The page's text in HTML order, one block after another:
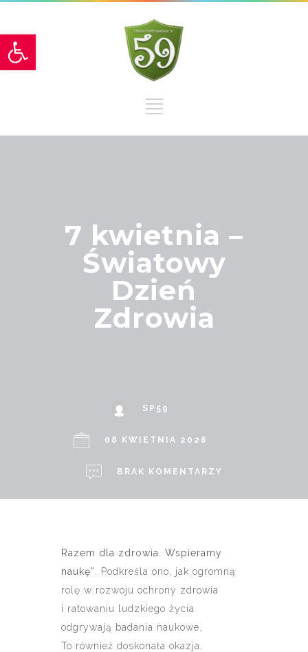
Otwórz pasek narzędzi
7 kwietnia –
Światowy
Dzień
Zdrowia
SP59
08 KWIETNIA 2026
BRAK KOMENTARZY
Razem dla zdrowia. Wspieramy
naukę”
. Podkreśla ono, jak ogromną
rolę w rozwoju ochrony zdrowia
i ratowaniu ludzkiego życia
odgrywają badania naukowe.
To również doskonała okazja,